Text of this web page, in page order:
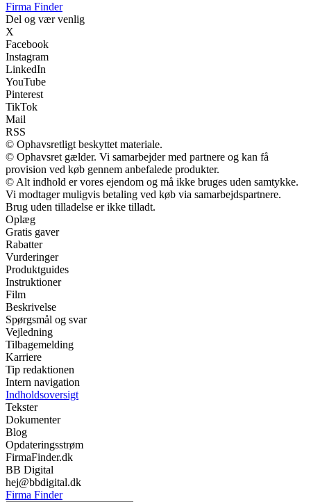
Firma Finder
Del og vær venlig
X
Facebook
Instagram
LinkedIn
YouTube
Pinterest
TikTok
Mail
RSS
© Ophavsretligt beskyttet materiale.
© Ophavsret gælder. Vi samarbejder med partnere og kan få
provision ved køb gennem anbefalede produkter.
© Alt indhold er vores ejendom og må ikke bruges uden samtykke.
Vi modtager muligvis betaling ved køb via samarbejdspartnere.
Brug uden tilladelse er ikke tilladt.
Oplæg
Gratis gaver
Rabatter
Vurderinger
Produktguides
Instruktioner
Film
Beskrivelse
Spørgsmål og svar
Vejledning
Tilbagemelding
Karriere
Tip redaktionen
Intern navigation
Indholdsoversigt
Tekster
Dokumenter
Blog
Opdateringsstrøm
FirmaFinder.dk
BB Digital
hej@bbdigital.dk
Firma Finder